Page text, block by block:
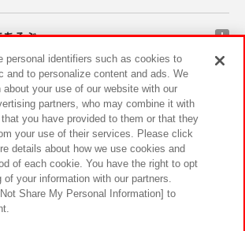
あそぶ
ンペーン
サステナビリティ サイトポリシー
ー ウェブアクセシビリティ方針と検証結果
まとともに
personal identifiers such as cookies to
and to personalize content and ads. We
about your use of our website with our
partners, who may combine it with
you have provided to them or that they
your use of their services. Please click
details about how we use cookies and
of each cookie. You have the right to opt
of your information with our partners.
Share My Personal Information] to